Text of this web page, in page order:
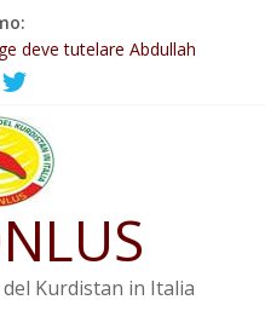
deve essere trasformata in
deve tutelare Abdullah
è di nuovo sotto minaccia
Rêber Apo ostacolerebbe
contro i crimini di guerra
Kurdistan in Italia